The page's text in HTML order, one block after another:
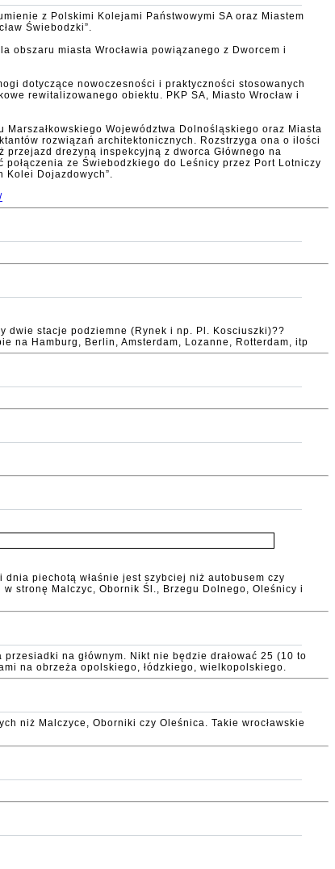
z Polskimi Kolejami Państwowymi SA oraz Miastem
Świebodzki”.
obszaru miasta Wrocławia powiązanego z Dworcem i
dotyczące nowoczesności i praktyczności stosowanych
rewitalizowanego obiektu. PKP SA, Miasto Wrocław i
Województwa Dolnośląskiego oraz Miasta
rozwiązań architektonicznych. Rozstrzyga ona o ilości
drezyną inspekcyjną z dworca Głównego na
ze Świebodzkiego do Leśnicy przez Port Lotniczy
Kolei Dojazdowych”.
dwie stacje podziemne (Rynek i np. Pl. Kosciuszki)??
na Hamburg, Berlin, Amsterdam, Lozanne, Rotterdam, itp
dnia piechotą właśnie jest szybciej niż autobusem czy
stronę Malczyc, Obornik Śl., Brzegu Dolnego, Oleśnicy i
na głównym. Nikt nie będzie drałować 25 (10 to
na obrzeża opolskiego, łódzkiego, wielkopolskiego.
niż Malczyce, Oborniki czy Oleśnica. Takie wrocławskie